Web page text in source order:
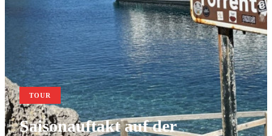
TOUR
Saisonauftakt auf der